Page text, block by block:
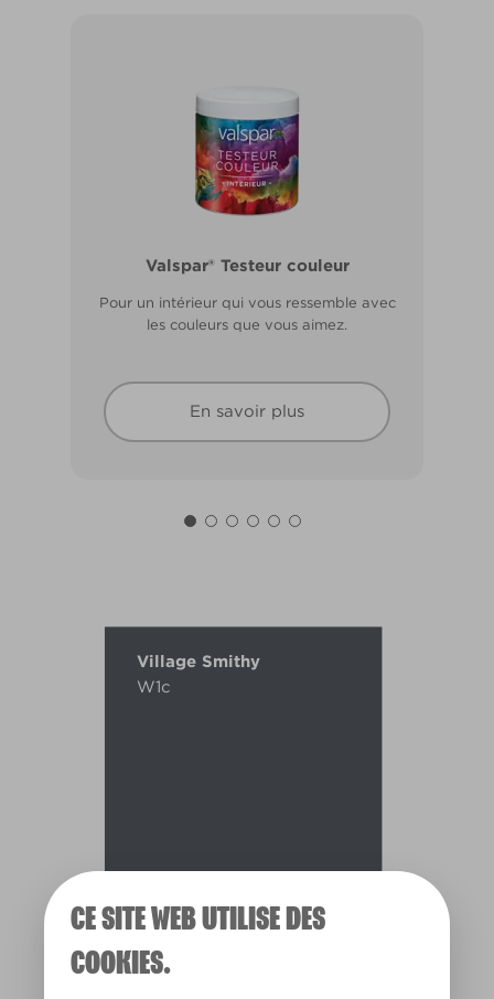
CE SITE WEB UTILISE DES
COOKIES.
Valspar® Testeur couleur
Pour un intérieur qui vous ressemble avec
les couleurs que vous aimez.
En savoir plus
Valspar® Pro Extérieur Boiseries et
Résiste aux fissures et à l’écaillage. Résiste
Village Smithy
W1c